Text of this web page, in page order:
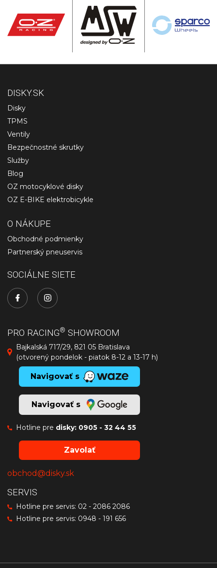
DISKY.SK
Disky
TPMS
Ventily
Bezpečnostné skrutky
Služby
Blog
OZ motocyklové disky
OZ E-BIKE elektrobicykle
O NÁKUPE
Obchodné podmienky
Partnerský pneuservis
SOCIÁLNE SIETE
PRO RACING® SHOWROOM
Bajkalská 717/29, 821 05 Bratislava
(otvorený pondelok - piatok 8-12 a 13-17 h)
Navigovať s
Navigovať s
Hotline pre disky: 0905 - 32 44 55
Zavolať
obchod@disky.sk
SERVIS
Hotline pre servis: 02 - 2086 2086
Hotline pre servis: 0948 - 191 656